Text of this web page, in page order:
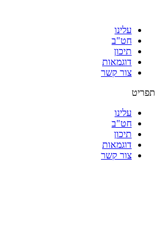
עלינו
חט"ב
תיכון
דוגמאות
צור קשר
תפריט
עלינו
חט"ב
תיכון
דוגמאות
צור קשר